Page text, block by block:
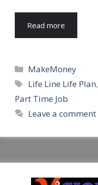
Read more
Categories
MakeMoney
Tags
Life Line Life Plan,
Part Time Job
Leave a comment